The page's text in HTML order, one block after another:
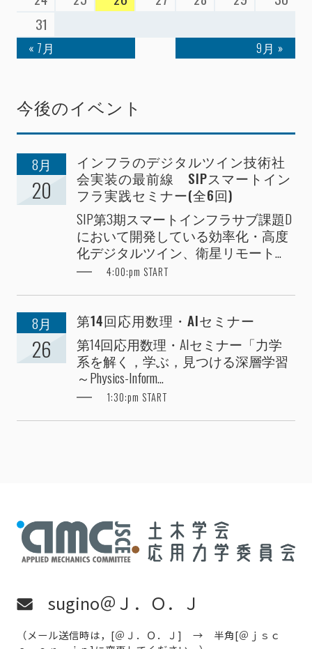
31
« 7月 9月 »
今後のイベント
8月
20
インフラのデジタルツイン技術社
会実装の最前線 SIPスマートイン
フラ実践セミナー(全6回)
SIP第3期スマートインフラサブ課題D
において開発している効率化・高度
化デジタルツイン、衛星リモート...
4:00:pm START
8月
26
第14回応用数理・AIセミナー
第14回応用数理・AIセミナー「力学
系を解く，学ぶ，見つける深層学習
～Physics-Inform...
1:30:pm START
sugino＠Ｊ．Ｏ．Ｊ
（メール送信時は，[＠Ｊ．Ｏ．Ｊ] → 半角[＠ｊｓｃ